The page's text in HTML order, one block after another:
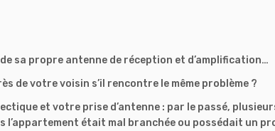
sa propre antenne de réception et d’amplification…
de votre voisin s’il rencontre le même problème ?
et votre prise d’antenne : par le passé,
l’appartement était mal branchée ou possédait un